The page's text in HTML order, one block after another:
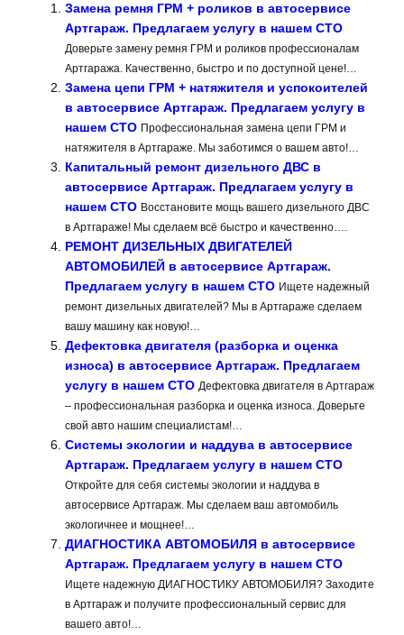
Замена ремня ГРМ + роликов в автосервисе
Артгараж. Предлагаем услугу в нашем СТО
Доверьте замену ремня ГРМ и роликов профессионалам
Артгаража. Качественно, быстро и по доступной цене!…
Замена цепи ГРМ + натяжителя и успокоителей
в автосервисе Артгараж. Предлагаем услугу в
нашем СТО Профессиональная замена цепи ГРМ и
натяжителя в Артгараже. Мы заботимся о вашем авто!…
Капитальный ремонт дизельного ДВС в
автосервисе Артгараж. Предлагаем услугу в
нашем СТО Восстановите мощь вашего дизельного ДВС
в Артгараже! Мы сделаем всё быстро и качественно….
РЕМОНТ ДИЗЕЛЬНЫХ ДВИГАТЕЛЕЙ
АВТОМОБИЛЕЙ в автосервисе Артгараж.
Предлагаем услугу в нашем СТО Ищете надежный
ремонт дизельных двигателей? Мы в Артгараже сделаем
вашу машину как новую!…
Дефектовка двигателя (разборка и оценка
износа) в автосервисе Артгараж. Предлагаем
услугу в нашем СТО Дефектовка двигателя в Артгараж
– профессиональная разборка и оценка износа. Доверьте
свой авто нашим специалистам!…
Системы экологии и наддува в автосервисе
Артгараж. Предлагаем услугу в нашем СТО
Откройте для себя системы экологии и наддува в
автосервисе Артгараж. Мы сделаем ваш автомобиль
экологичнее и мощнее!…
ДИАГНОСТИКА АВТОМОБИЛЯ в автосервисе
Артгараж. Предлагаем услугу в нашем СТО
Ищете надежную ДИАГНОСТИКУ АВТОМОБИЛЯ? Заходите
в Артгараж и получите профессиональный сервис для
вашего авто!…